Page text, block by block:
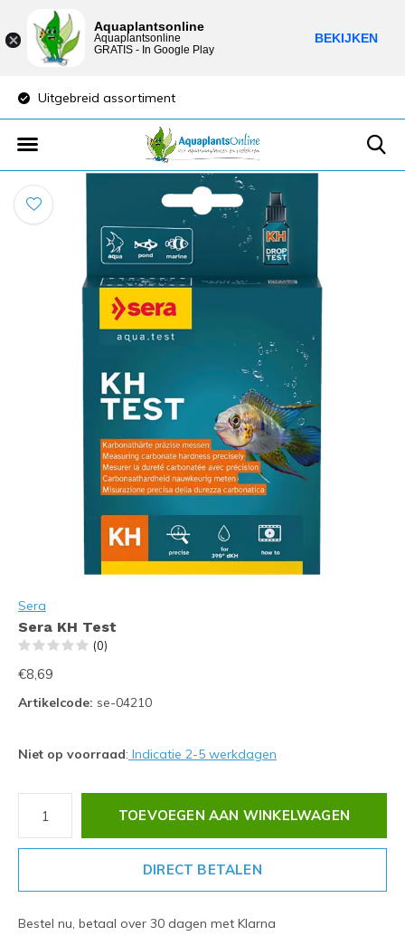
Uitgebreid assortiment
Sera
Sera KH Test
(0)
€8,69
Artikelcode: se-04210
Niet op voorraad: Indicatie 2-5 werkdagen
TOEVOEGEN AAN WINKELWAGEN
DIRECT BETALEN
Bestel nu, betaal over 30 dagen met Klarna
Aquaplantsonline
Aquaplantsonline
GRATIS - In Google Play
BEKIJKEN